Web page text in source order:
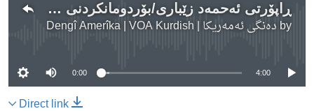
ڕاپۆرتی ئەحمەد زێباری/بۆردومانکردنی کامپی مەخمور
by دەنگی ئەمەریکا | Dengî Amerîka | VOA Kurdish
No media source currently available
0:00 4:00
Direct link